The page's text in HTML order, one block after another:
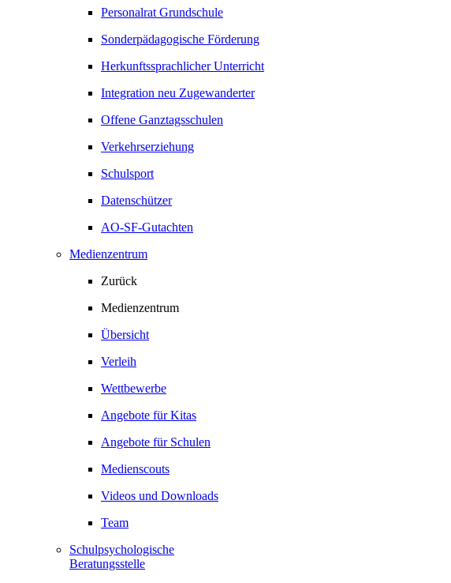
Personalrat Grundschule
Sonderpädagogische Förderung
Herkunftssprachlicher Unterricht
Integration neu Zugewanderter
Offene Ganztagsschulen
Verkehrserziehung
Schulsport
Datenschützer
AO-SF-Gutachten
Medienzentrum
Zurück
Medienzentrum
Übersicht
Verleih
Wettbewerbe
Angebote für Kitas
Angebote für Schulen
Medienscouts
Videos und Downloads
Team
Schulpsychologische
Beratungsstelle